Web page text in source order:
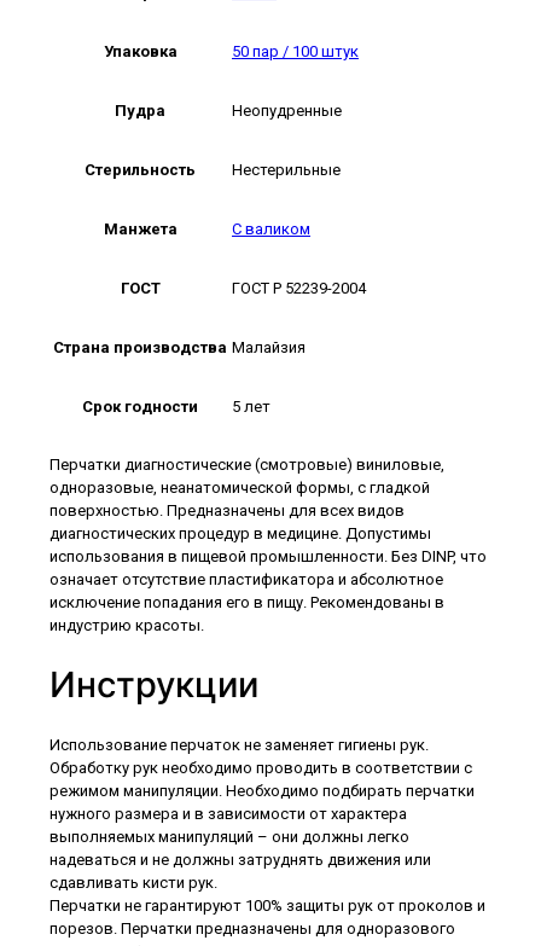
Упаковка 50 пар / 100 штук
Пудра Неопудренные
Стерильность Нестерильные
Манжета С валиком
ГОСТ ГОСТ Р 52239-2004
Страна производства Малайзия
Срок годности 5 лет
Перчатки диагностические (смотровые) виниловые,
одноразовые, неанатомической формы, с гладкой
поверхностью. Предназначены для всех видов
диагностических процедур в медицине. Допустимы
использования в пищевой промышленности. Без DINP, что
означает отсутствие пластификатора и абсолютное
исключение попадания его в пищу. Рекомендованы в
индустрию красоты.
Инструкции
Использование перчаток не заменяет гигиены рук.
Обработку рук необходимо проводить в соответствии с
режимом манипуляции. Необходимо подбирать перчатки
нужного размера и в зависимости от характера
выполняемых манипуляций – они должны легко
надеваться и не должны затруднять движения или
сдавливать кисти рук.
Перчатки не гарантируют 100% защиты рук от проколов и
порезов. Перчатки предназначены для одноразового